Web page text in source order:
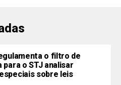
o filtro de
para o STJ analisar
sobre leis